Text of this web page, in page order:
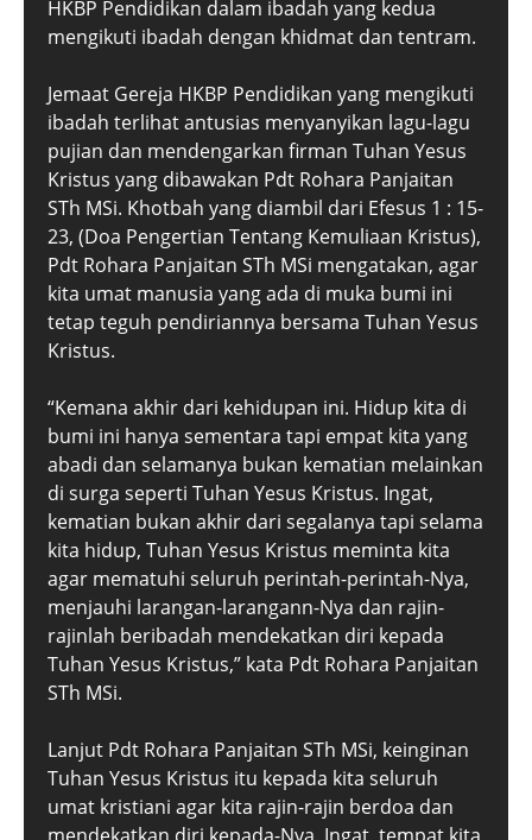
HKBP Pendidikan dalam ibadah yang kedua
mengikuti ibadah dengan khidmat dan tentram.
Jemaat Gereja HKBP Pendidikan yang mengikuti
ibadah terlihat antusias menyanyikan lagu-lagu
pujian dan mendengarkan firman Tuhan Yesus
Kristus yang dibawakan Pdt Rohara Panjaitan
STh MSi. Khotbah yang diambil dari Efesus 1 : 15-
23, (Doa Pengertian Tentang Kemuliaan Kristus),
Pdt Rohara Panjaitan STh MSi mengatakan, agar
kita umat manusia yang ada di muka bumi ini
tetap teguh pendiriannya bersama Tuhan Yesus
Kristus.
“Kemana akhir dari kehidupan ini. Hidup kita di
bumi ini hanya sementara tapi empat kita yang
abadi dan selamanya bukan kematian melainkan
di surga seperti Tuhan Yesus Kristus. Ingat,
kematian bukan akhir dari segalanya tapi selama
kita hidup, Tuhan Yesus Kristus meminta kita
agar mematuhi seluruh perintah-perintah-Nya,
menjauhi larangan-larangann-Nya dan rajin-
rajinlah beribadah mendekatkan diri kepada
Tuhan Yesus Kristus,” kata Pdt Rohara Panjaitan
STh MSi.
Lanjut Pdt Rohara Panjaitan STh MSi, keinginan
Tuhan Yesus Kristus itu kepada kita seluruh
umat kristiani agar kita rajin-rajin berdoa dan